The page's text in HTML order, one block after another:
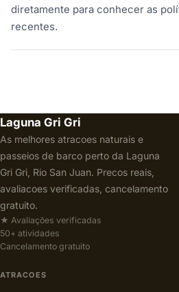
diretamente para conhecer as
recentes.
Laguna Gri Gri
As melhores atracoes naturais e
passeios de barco perto da Laguna
Gri Gri, Rio San Juan. Precos reais,
avaliacoes verificadas, cancelamento
gratuito.
★ Avaliações verificadas
50+ atividades
Cancelamento gratuito
ATRACOES